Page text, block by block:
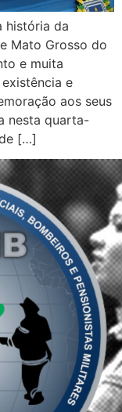
história da
Mato Grosso do
e muita
e
aos seus
nesta quarta-
[…]